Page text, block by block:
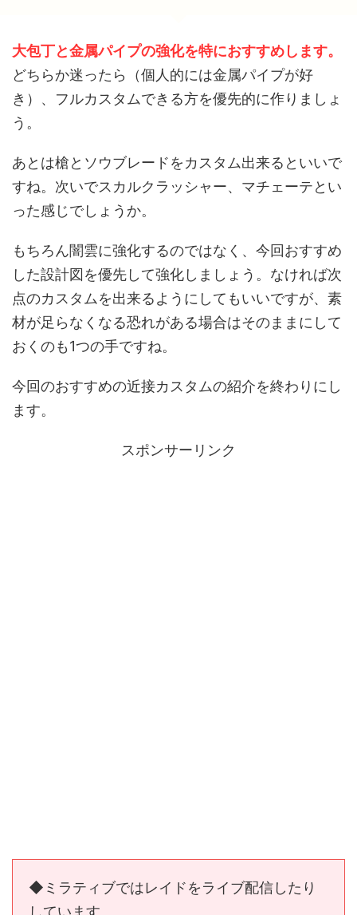
大包丁と金属パイプの強化を特におすすめします。
どちらか迷ったら（個人的には金属パイプが好
き）、フルカスタムできる方を優先的に作りましょ
う。
あとは槍とソウブレードをカスタム出来るといいで
すね。次いでスカルクラッシャー、マチェーテとい
った感じでしょうか。
もちろん闇雲に強化するのではなく、今回おすすめ
した設計図を優先して強化しましょう。なければ次
点のカスタムを出来るようにしてもいいですが、素
材が足らなくなる恐れがある場合はそのままにして
おくのも1つの手ですね。
今回のおすすめの近接カスタムの紹介を終わりにし
ます。
スポンサーリンク
◆ミラティブではレイドをライブ配信したり
しています